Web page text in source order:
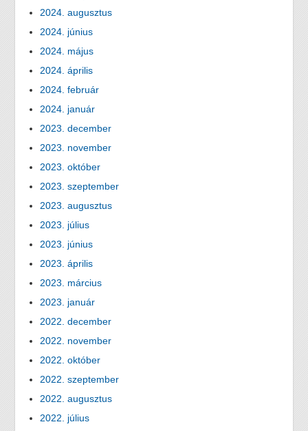
2024. augusztus
2024. június
2024. május
2024. április
2024. február
2024. január
2023. december
2023. november
2023. október
2023. szeptember
2023. augusztus
2023. július
2023. június
2023. április
2023. március
2023. január
2022. december
2022. november
2022. október
2022. szeptember
2022. augusztus
2022. július